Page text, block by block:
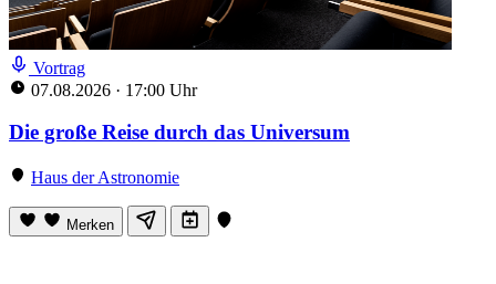
Vortrag
07.08.2026 · 17:00 Uhr
Die große Reise durch das Universum
Haus der Astronomie
Merken